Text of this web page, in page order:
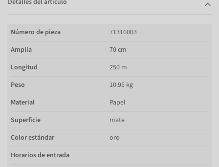
Número de pieza
71316003
Amplia
70 cm
Longitud
250 m
Peso
10.95 kg
Material
Papel
Superficie
mate
Color estándar
oro
Horarios de entrada